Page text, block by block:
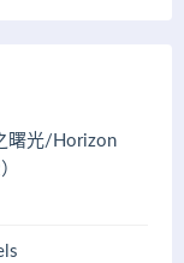
曙光/Horizon